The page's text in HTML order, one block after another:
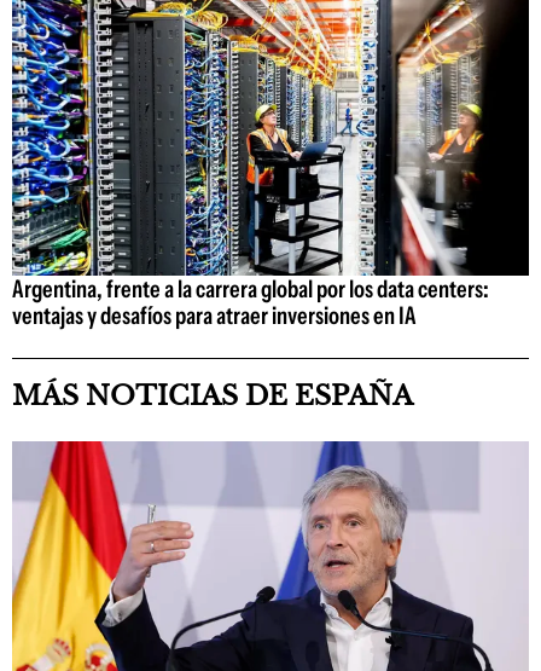
Argentina, frente a la carrera global por los data centers:
ventajas y desafíos para atraer inversiones en IA
MÁS NOTICIAS DE ESPAÑA